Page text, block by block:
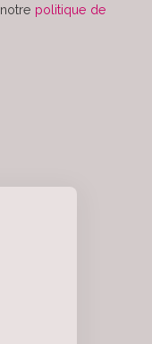
politique de